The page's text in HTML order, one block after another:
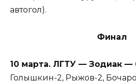
автогол).
Финал
10 марта. ЛГТУ — Зодиак —
Голышкин-2, Рыжов-2,